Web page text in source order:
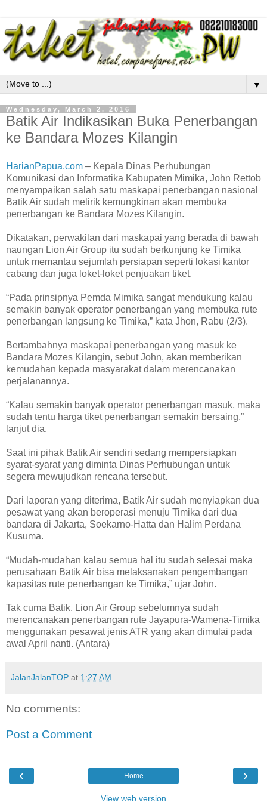
▼
Wednesday, March 2, 2016
Batik Air Indikasikan Buka Penerbangan
ke Bandara Mozes Kilangin
HarianPapua.com – Kepala Dinas Perhubungan
Komunikasi dan Informatika Kabupaten Mimika, John Rettob
menyampaikan salah satu maskapai penerbangan nasional
Batik Air sudah melirik kemungkinan akan membuka
penerbangan ke Bandara Mozes Kilangin.
Dikatakan, perwakilan dari maskapai yang berada di bawah
naungan Lion Air Group itu sudah berkunjung ke Timika
untuk memantau sejumlah persiapan seperti lokasi kantor
cabang dan juga loket-loket penjuakan tiket.
“Pada prinsipnya Pemda Mimika sangat mendukung kalau
semakin banyak operator penerbangan yang membuka rute
penerbangan langsung ke Timika,” kata Jhon, Rabu (2/3).
Bertambahnya maskapai penerbangan yang masuk ke
Bandara Mozes Kilangin, sebut John, akan memberikan
kemudahan kepada masyarakat dalam merencanakan
perjalanannya.
“Kalau semakin banyak operator penerbangan masuk, maka
sudah tentu harga tiket penerbangan semakin bersaing,”
lanjut dia.
Saat ini pihak Batik Air sendiri sedang mempersiapkan
syarat-syarat yang diminta Dinas Perhubungan untuk
segera mewujudkan rencana tersebut.
Dari laporan yang diterima, Batik Air sudah menyiapkan dua
pesawat yang akan beroperasi menuju Timika dari dua
bandara di Jakarta, Soekarno-Hatta dan Halim Perdana
Kusuma.
“Mudah-mudahan kalau semua hal itu sudah selesai maka
perusahaan Batik Air bisa melaksanakan pengembangan
kapasitas rute penerbangan ke Timika,” ujar John.
Tak cuma Batik, Lion Air Group sebelumnya sudah
merencanakan penerbangan rute Jayapura-Wamena-Timika
menggunakan pesawat jenis ATR yang akan dimulai pada
awal April nanti. (Antara)
JalanJalanTOP at 1:27 AM
No comments:
Post a Comment
‹ ›
Home
View web version